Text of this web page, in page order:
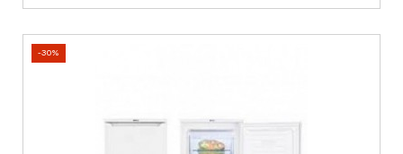
-30%